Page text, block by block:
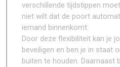
verschillende tijdstippen
niet wilt dat de poort
iemand binnenkomt.
Door deze flexibiliteit kan je
beveiligen en ben je in staat
buiten te houden. Daarnaast